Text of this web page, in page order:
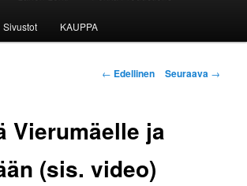
Sivustot KAUPPA
Artikkelien
← Edellinen Seuraava →
Vierumäelle ja
(sis. video)